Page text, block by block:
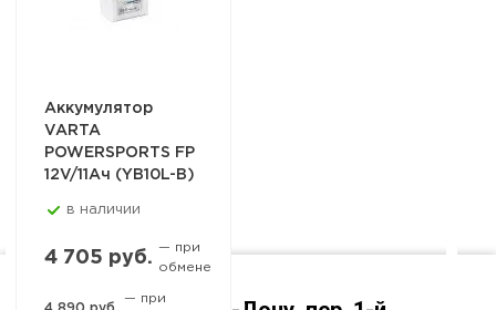
Аккумулятор
VARTA
POWERSPORTS FP
12V/11Ач (YB10L-B)
в наличии
4 705 руб.
— при
обмене
— при